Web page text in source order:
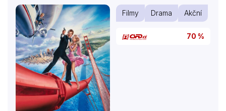
Filmy Drama Akční
70 %